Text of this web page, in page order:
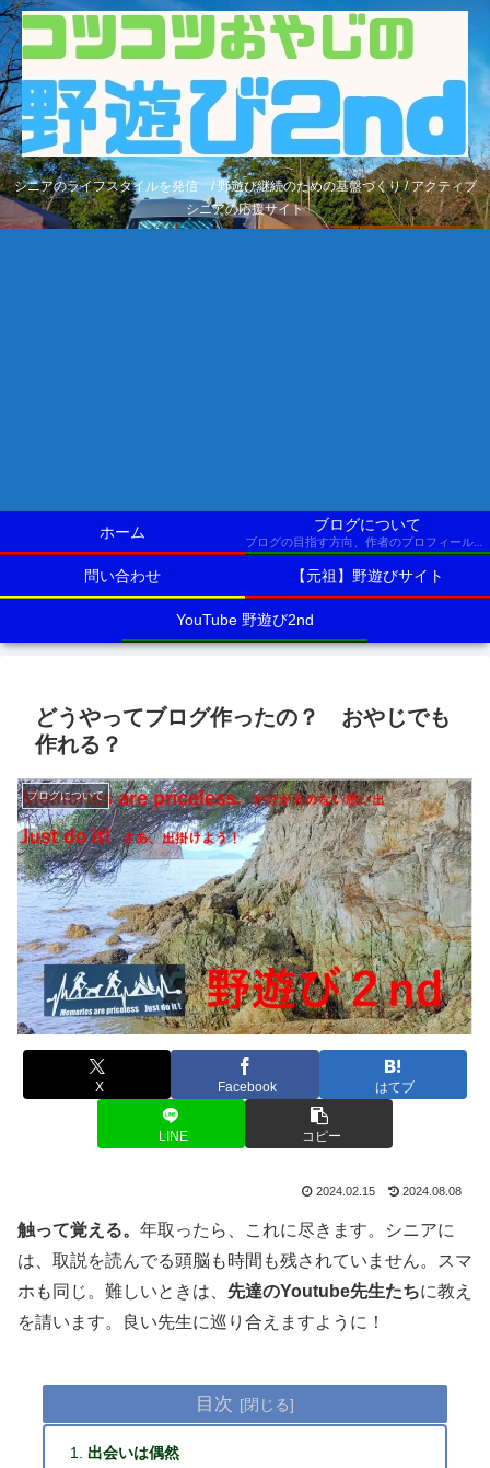
シニアのライフスタイルを発信 / 野遊び継続のための基盤づくり / アクティブ
シニアの応援サイト
ホーム ブログについて
ブログの目指す方向、作者のプロフィールなど
問い合わせ 【元祖】野遊びサイト
YouTube 野遊び2nd
どうやってブログ作ったの？ おやじでも
作れる？
ブログについて
X Facebook はてブ
LINE コピー
2024.02.15 2024.08.08
触って覚える。 年取ったら、これに尽きます。シニアに
は、取説を読んでる頭脳も時間も残されていません。スマ
ホも同じ。難しいときは、 先達のYoutube先生たちに教え
を請います。良い先生に巡り合えますように！
目次
出会いは偶然